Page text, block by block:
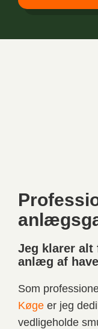
Jeg klarer
anlæg af
Som
Køge er jeg
vedligeholde